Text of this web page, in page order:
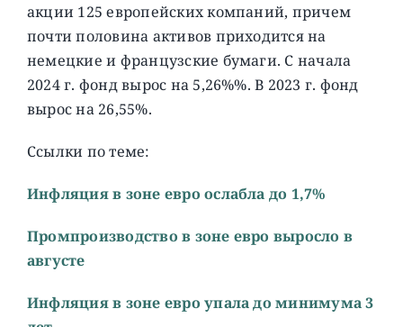
акции 125 европейских компаний, причем
почти половина активов приходится на
немецкие и французские бумаги. C начала
2024 г. фонд вырос на 5,26%%. В 2023 г. фонд
вырос на 26,55%.
Ссылки по теме:
Инфляция в зоне евро ослабла до 1,7%
Промпроизводство в зоне евро выросло в
августе
Инфляция в зоне евро упала до минимума 3